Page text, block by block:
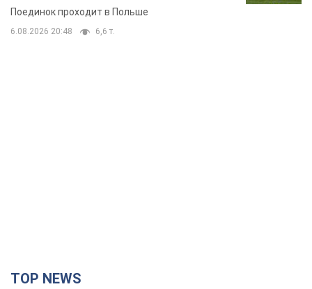
Поединок проходит в Польше
6.08.2026 20:48 6,6 т.
TOP NEWS